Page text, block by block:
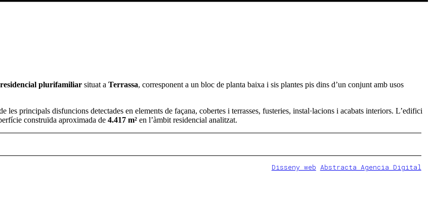
plurifamiliar situat a Terrassa, corresponent a un bloc de planta baixa i sis plantes pis dins d’un conjunt amb usos
principals disfuncions detectades en elements de façana, cobertes i terrasses, fusteries, instal·lacions i acabats interiors. L’edifici
construïda aproximada de 4.417 m² en l’àmbit residencial analitzat.
Disseny web Abstracta Agencia Digital